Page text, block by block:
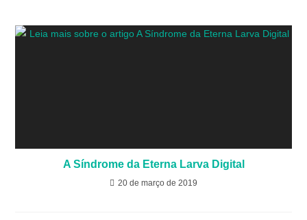
A Síndrome da Eterna Larva Digital
20 de março de 2019